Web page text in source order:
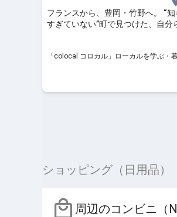
フランスから、豊岡・竹野へ。 “
すぎていない”町で見つけた、自分
「colocal コロカル」ローカルを学ぶ・
ショッピング（日用品）
周辺のコンビニ（